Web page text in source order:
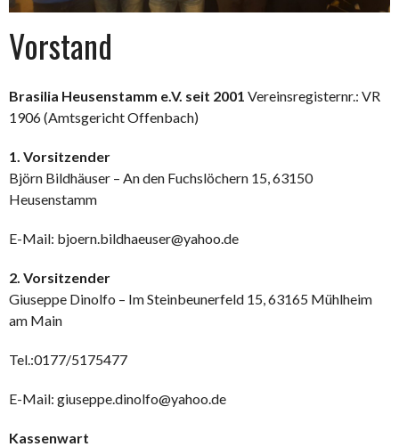
Vorstand
Brasilia Heusenstamm e.V. seit 2001 Vereinsregisternr.: VR
1906 (Amtsgericht Offenbach)
1. Vorsitzender
Björn Bildhäuser – An den Fuchslöchern 15, 63150
Heusenstamm
E-Mail: bjoern.bildhaeuser@yahoo.de
2. Vorsitzender
Giuseppe Dinolfo – Im Steinbeunerfeld 15, 63165 Mühlheim
am Main
Tel.:0177/5175477
E-Mail: giuseppe.dinolfo@yahoo.de
Kassenwart